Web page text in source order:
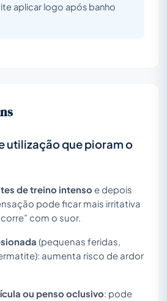
aplicar logo após banho
utilização que pioram o
de treino intenso e depois
pode ficar mais irritativa
com o suor.
(pequenas feridas,
aumenta risco de ardor
ou penso oclusivo: pode